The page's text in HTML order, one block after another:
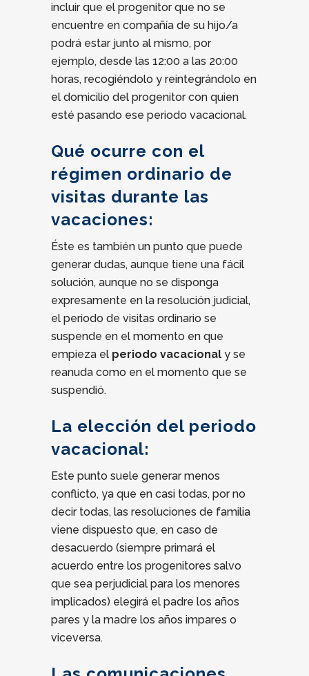
incluir que el progenitor que no se
encuentre en compañía de su hijo/a
podrá estar junto al mismo, por
ejemplo, desde las 12:00 a las 20:00
horas, recogiéndolo y reintegrándolo en
el domicilio del progenitor con quien
esté pasando ese periodo vacacional.
Qué ocurre con el
régimen ordinario de
visitas durante las
vacaciones:
Éste es también un punto que puede
generar dudas, aunque tiene una fácil
solución, aunque no se disponga
expresamente en la resolución judicial,
el periodo de visitas ordinario se
suspende en el momento en que
empieza el periodo vacacional y se
reanuda como en el momento que se
suspendió.
La elección del periodo
vacacional:
Este punto suele generar menos
conflicto, ya que en casi todas, por no
decir todas, las resoluciones de familia
viene dispuesto que, en caso de
desacuerdo (siempre primará el
acuerdo entre los progenitores salvo
que sea perjudicial para los menores
implicados) elegirá el padre los años
pares y la madre los años impares o
viceversa.